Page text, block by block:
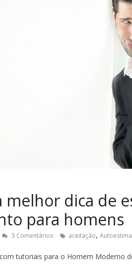
melhor dica de
para homens
3 Comentários aceitação, Autoestima
tutoriais para o Homem Moderno